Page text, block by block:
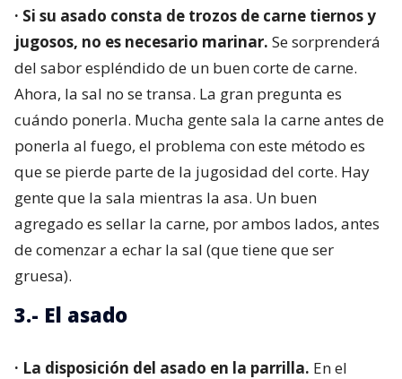
· Si su asado consta de trozos de carne tiernos y
jugosos, no es necesario marinar. Se sorprenderá
del sabor espléndido de un buen corte de carne.
Ahora, la sal no se transa. La gran pregunta es
cuándo ponerla. Mucha gente sala la carne antes de
ponerla al fuego, el problema con este método es
que se pierde parte de la jugosidad del corte. Hay
gente que la sala mientras la asa. Un buen
agregado es sellar la carne, por ambos lados, antes
de comenzar a echar la sal (que tiene que ser
gruesa).
3.- El asado
· La disposición del asado en la parrilla. En el